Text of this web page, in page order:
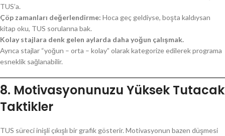
TUS’a.
Çöp zamanları değerlendirme: Hoca geç geldiyse, boşta kaldıysan
kitap oku, TUS sorularına bak.
Kolay stajlara denk gelen aylarda daha yoğun çalışmak.
Ayrıca stajlar “yoğun – orta – kolay” olarak kategorize edilerek programa
esneklik sağlanabilir.
8. Motivasyonunuzu Yüksek Tutacak
Taktikler
TUS süreci inişli çıkışlı bir grafik gösterir. Motivasyonun bazen düşmesi